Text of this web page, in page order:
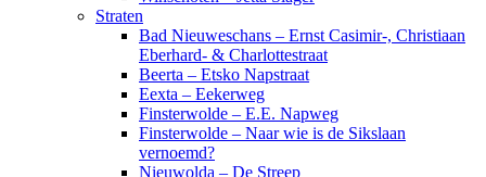
Straten
Bad Nieuweschans – Ernst Casimir-, Christiaan
Eberhard- & Charlottestraat
Beerta – Etsko Napstraat
Eexta – Eekerweg
Finsterwolde – E.E. Napweg
Finsterwolde – Naar wie is de Sikslaan
vernoemd?
Nieuwolda – De Streep